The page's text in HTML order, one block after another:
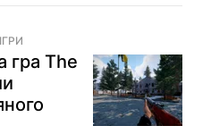
гра The